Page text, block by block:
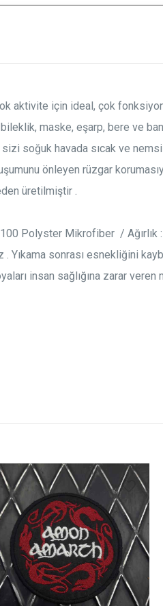
aktivite için ideal, çok
bileklik, maske, eşarp, bere ve
soğuk havada sıcak ve
önleyen rüzgar
üretilmiştir .
Polyster Mikrofiber /
Yıkama sonrası esnekliğini
insan sağlığına zarar